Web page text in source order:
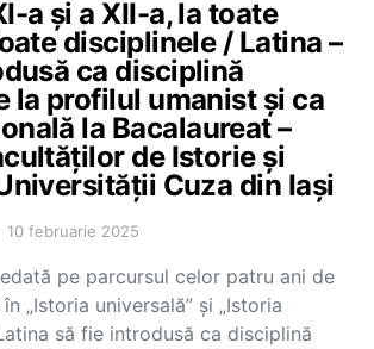
a și a XII-a, la toate
disciplinele / Latina –
ca disciplină
la profilul umanist și ca
la Bacalaureat –
de Istorie și
Cuza din Iași
10 februarie 2025
pe parcursul celor patru ani de
„Istoria universală” și „Istoria
să fie introdusă ca disciplină